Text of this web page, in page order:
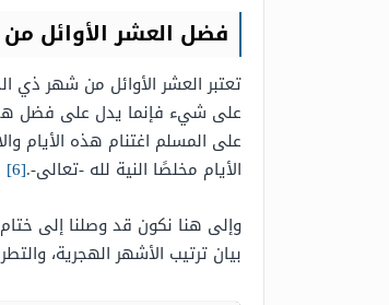
فضل العشر الأوائل
تعتبر العشر الأوائل من شهر ذي
على شيء فإنما يدل على فضل
على المسلم اغتنام هذه الأيام
الأيام مخلصًا النية لله -تعالى-.[6]
وإلى هنا نكون قد وصلنا إلى
بيان ترتيب الأشهر الهجرية،